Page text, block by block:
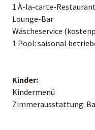
1 À-la-carte-Restaurant
Lounge-Bar
Wäscheservice
1 Pool: saisonal
Kinder:
Kindermenü
Zimmerausstattung: